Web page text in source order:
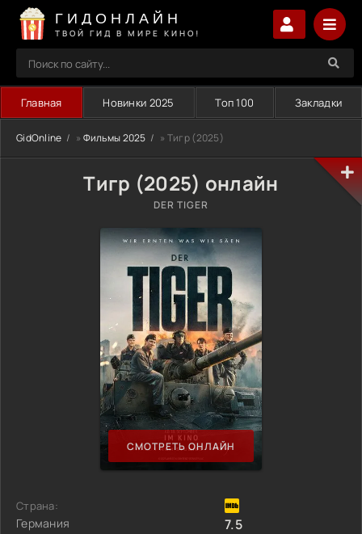
ГИДОНЛАЙН
ТВОЙ ГИД В МИРЕ КИНО!
Главная Новинки 2025 Топ 100 Закладки
GidOnline » Фильмы 2025 » Тигр (2025)
Тигр (2025) онлайн
DER TIGER
СМОТРЕТЬ ОНЛАЙН
Страна:
Германия 7.5